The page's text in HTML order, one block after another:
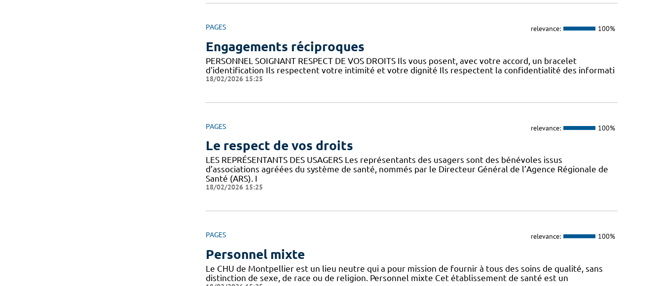
PAGES relevance: 100%
Engagements réciproques
PERSONNEL SOIGNANT RESPECT DE VOS DROITS Ils vous posent, avec votre accord, un bracelet
d'identification Ils respectent votre intimité et votre dignité Ils respectent la confidentialité des informati
18/02/2026 15:25
PAGES relevance: 100%
Le respect de vos droits
LES REPRÉSENTANTS DES USAGERS Les représentants des usagers sont des bénévoles issus
d’associations agréées du système de santé, nommés par le Directeur Général de l’Agence Régionale de
Santé (ARS). I
18/02/2026 15:25
PAGES relevance: 100%
Personnel mixte
Le CHU de Montpellier est un lieu neutre qui a pour mission de fournir à tous des soins de qualité, sans
distinction de sexe, de race ou de religion. Personnel mixte Cet établissement de santé est un